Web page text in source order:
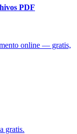
PDF
online — gratis,
gratis.